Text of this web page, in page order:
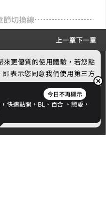
上一章下一章
節切換線
今日不再顯示
快速點開，BL、 百合 、戀愛，
來更優質的使用體驗，若您點
表示您同意我們使用第三方
權政策。